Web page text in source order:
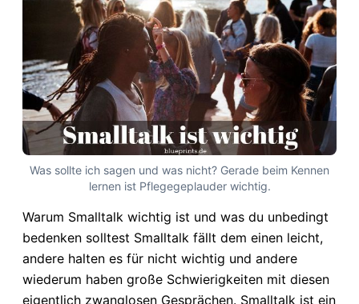
Was sollte ich sagen und was nicht? Gerade beim Kennen
lernen ist Pflegegeplauder wichtig.
Warum Smalltalk wichtig ist und was du unbedingt
bedenken solltest Smalltalk fällt dem einen leicht,
andere halten es für nicht wichtig und andere
wiederum haben große Schwierigkeiten mit diesen
eigentlich zwanglosen Gesprächen. Smalltalk ist ein